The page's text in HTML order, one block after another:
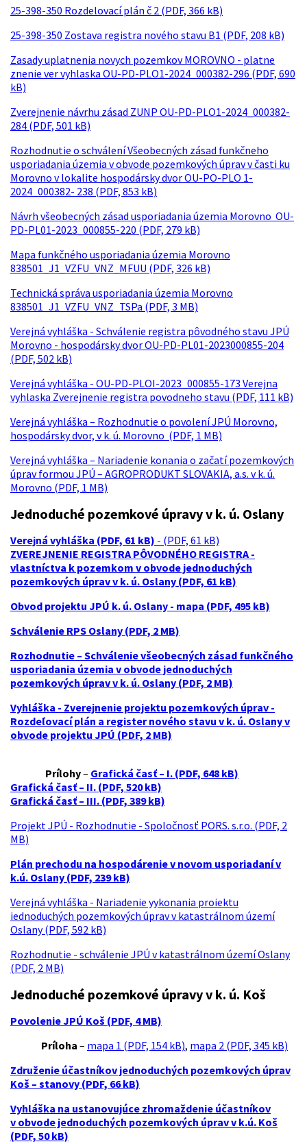
25-398-350 Rozdelovací plán č 2 (PDF, 366 kB)
25-398-350 Zostava registra nového stavu B1 (PDF, 208 kB)
Zasady uplatnenia novych pozemkov MOROVNO - platne
znenie ver vyhlaska OU-PD-PLO1-2024_000382-296 (PDF, 690
kB)
Zverejnenie návrhu zásad ZUNP OU-PD-PLO1-2024_000382-
284 (PDF, 501 kB)
Rozhodnutie o schválení Všeobecných zásad funkčneho
usporiadania územia v obvode pozemkových úprav v časti ku
Morovno v lokalite hospodársky dvor OU-PO-PLO 1-
2024_000382- 238 (PDF, 853 kB)
Návrh všeobecných zásad usporiadania územia Morovno OU-
PD-PL01-2023_000855-220 (PDF, 279 kB)
Mapa funkčného usporiadania územia Morovno
838501_J1_VZFU_VNZ_MFUU (PDF, 326 kB)
Technická správa usporiadania územia Morovno
838501_J1_VZFU_VNZ_TSPa (PDF, 3 MB)
Verejná vyhláška - Schválenie registra pôvodného stavu JPÚ
Morovno - hospodársky dvor OU-PD-PL01-2023000855-204
(PDF, 502 kB)
Verejná vyhláška - OU-PD-PLOI-2023_000855-173 Verejna
vyhlaska Zverejnenie registra povodneho stavu (PDF, 111 kB)
Verejná vyhláška – Rozhodnutie o povolení JPÚ Morovno,
hospodársky dvor, v k. ú. Morovno (PDF, 1 MB)
Verejná vyhláška – Nariadenie konania o začatí pozemkových
úprav formou JPÚ – AGROPRODUKT SLOVAKIA, a.s. v k. ú.
Morovno (PDF, 1 MB)
Jednoduché pozemkové úpravy v k. ú. Oslany
Verejná vyhláška (PDF, 61 kB) - (PDF, 61 kB)
ZVEREJNENIE REGISTRA PÔVODNÉHO REGISTRA -
vlastníctva k pozemkom v obvode jednoduchých
pozemkových úprav v k. ú. Oslany (PDF, 61 kB)
Obvod projektu JPÚ k. ú. Oslany - mapa (PDF, 495 kB)
Schválenie RPS Oslany (PDF, 2 MB)
Rozhodnutie – Schválenie všeobecných zásad funkčného
usporiadania územia v obvode jednoduchých
pozemkových úprav v k. ú. Oslany (PDF, 2 MB)
Vyhláška - Zverejnenie projektu pozemkových úprav -
Rozdeľovací plán a register nového stavu v k. ú. Oslany v
obvode projektu JPÚ (PDF, 2 MB)
Prílohy– Grafická časť – I. (PDF, 648 kB)
Grafická časť – II. (PDF, 520 kB)
Grafická časť – III. (PDF, 389 kB)
Projekt JPÚ - Rozhodnutie - Spoločnosť PORS. s.r.o. (PDF, 2
MB)
Plán prechodu na hospodárenie v novom usporiadaní v
k.ú. Oslany (PDF, 239 kB)
Verejná vyhláška - Nariadenie yykonania proiektu
iednoduchých pozemkových úprav v katastrálnom území
Oslany(PDF, 592 kB)
Rozhodnutie - schválenie JPÚ v katastrálnom území Oslany
(PDF, 2 MB)
Jednoduché pozemkové úpravy v k. ú. Koš
Povolenie JPÚ Koš (PDF, 4 MB)
Príloha – mapa 1 (PDF, 154 kB), mapa 2 (PDF, 345 kB)
Združenie účastníkov jednoduchých pozemkových úprav
Koš – stanovy (PDF, 66 kB)
Vyhláška na ustanovujúce zhromaždenie účastníkov
v obvode jednoduchých pozemkových úprav v k.ú. Koš
(PDF, 50 kB)